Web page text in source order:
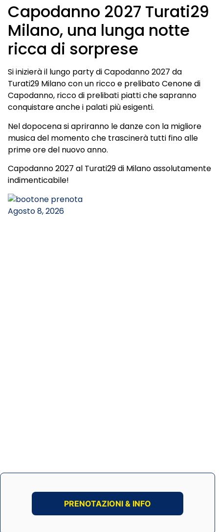
Capodanno 2027 Turati29
Milano, una lunga notte
ricca di sorprese
Si inizierà il lungo party di Capodanno 2027 da
Turati29 Milano con un ricco e prelibato Cenone di
Capodanno, ricco di prelibati piatti che sapranno
conquistare anche i palati più esigenti.
Nel dopocena si apriranno le danze con la migliore
musica del momento che trascinerà tutti fino alle
prime ore del nuovo anno.
Capodanno 2027 al Turati29 di Milano assolutamente
indimenticabile!
PRENOTAZIONI & INFO